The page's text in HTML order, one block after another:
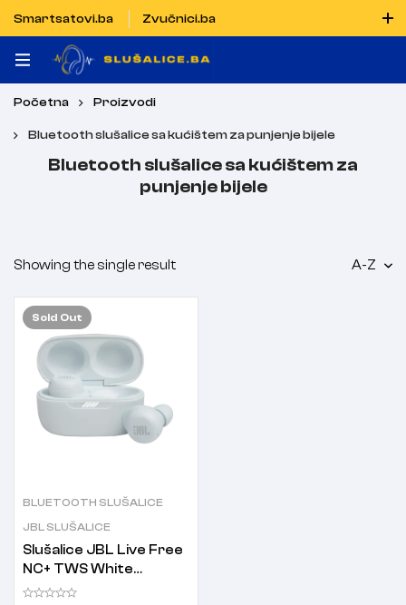
Smartsatovi.ba
Zvučnici.ba
Naručiti možete i porukom putem Vibera i WhatsAppa
Početna Proizvodi
Bluetooth slušalice sa kućištem za punjenje bijele
Bluetooth slušalice sa kućištem za
punjenje bijele
Showing the single result A-Z
Sold Out
BLUETOOTH SLUŠALICE
JBL SLUŠALICE
Slušalice JBL Live Free
NC+ TWS White
Bluetooth slušalice sa